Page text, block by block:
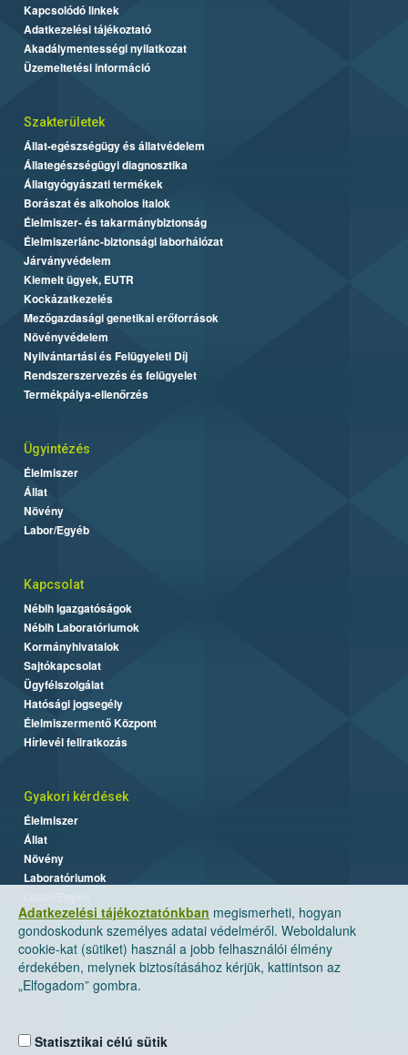
Adatkezelési tájékoztatónkban megismerheti, hogyan
gondoskodunk személyes adatai védelméről. Weboldalunk
cookie-kat (sütiket) használ a jobb felhasználói élmény
érdekében, melynek biztosításához kérjük, kattintson az
„Elfogadom” gombra.
Statisztikai célú sütik
Kapcsolódó linkek
Adatkezelési tájékoztató
Akadálymentességi nyilatkozat
Üzemeltetési információ
Szakterületek
Állat-egészségügy és állatvédelem
Állategészségügyi diagnosztika
Állatgyógyászati termékek
Borászat és alkoholos italok
Élelmiszer- és takarmánybiztonság
Élelmiszerlánc-biztonsági laborhálózat
Járványvédelem
Kiemelt ügyek, EUTR
Kockázatkezelés
Mezőgazdasági genetikai erőforrások
Növényvédelem
Nyilvántartási és Felügyeleti Díj
Rendszerszervezés és felügyelet
Termékpálya-ellenőrzés
Ügyintézés
Élelmiszer
Állat
Növény
Labor/Egyéb
Kapcsolat
Nébih Igazgatóságok
Nébih Laboratóriumok
Kormányhivatalok
Sajtókapcsolat
Ügyfélszolgálat
Hatósági jogsegély
Élelmiszermentő Központ
Hírlevél feliratkozás
Gyakori kérdések
Élelmiszer
Állat
Növény
Laboratóriumok